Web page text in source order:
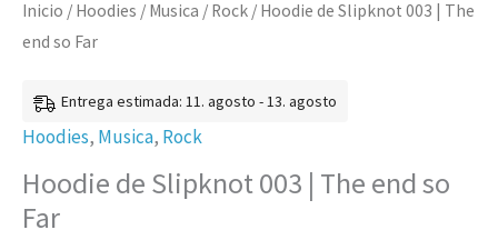
Inicio / Hoodies / Musica / Rock / Hoodie de Slipknot 003 | The
end so Far
Entrega estimada: 11. agosto - 13. agosto
Hoodies, Musica, Rock
Hoodie de Slipknot 003 | The end so
Far